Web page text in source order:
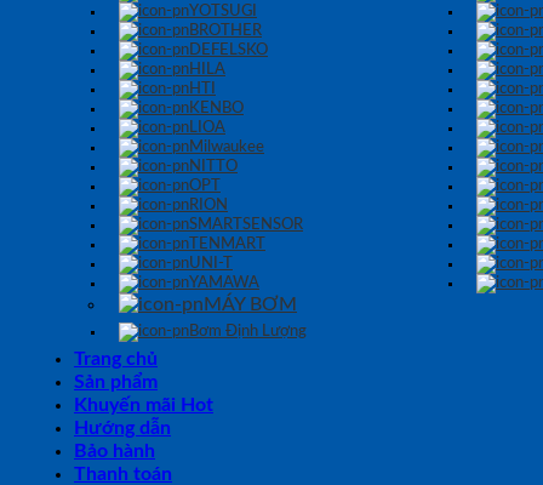
YOTSUGI
BROTHER
DEFELSKO
HILA
HTI
KENBO
LIOA
Milwaukee
NITTO
OPT
RION
SMARTSENSOR
TENMART
UNI-T
YAMAWA
MÁY BƠM
Bơm Định Lượng
Trang chủ
Sản phẩm
Khuyến mãi Hot
Hướng dẫn
Bảo hành
Thanh toán